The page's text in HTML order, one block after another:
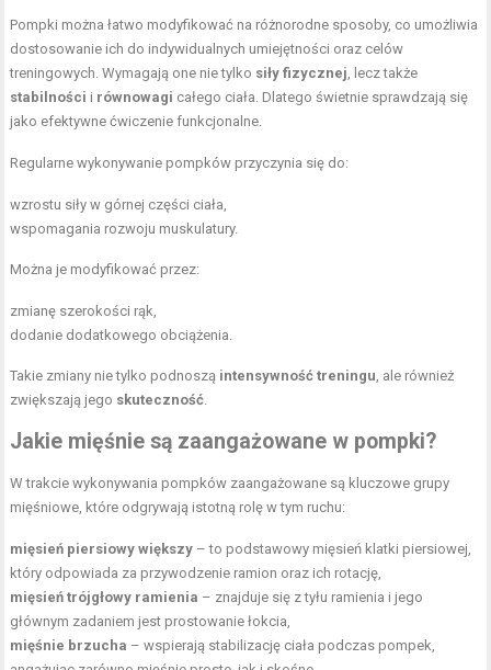
Pompki można łatwo modyfikować na różnorodne sposoby, co umożliwia
dostosowanie ich do indywidualnych umiejętności oraz celów
treningowych. Wymagają one nie tylko siły fizycznej, lecz także
stabilności i równowagi całego ciała. Dlatego świetnie sprawdzają się
jako efektywne ćwiczenie funkcjonalne.
Regularne wykonywanie pompków przyczynia się do:
wzrostu siły w górnej części ciała,
wspomagania rozwoju muskulatury.
Można je modyfikować przez:
zmianę szerokości rąk,
dodanie dodatkowego obciążenia.
Takie zmiany nie tylko podnoszą intensywność treningu, ale również
zwiększają jego skuteczność.
Jakie mięśnie są zaangażowane w pompki?
W trakcie wykonywania pompków zaangażowane są kluczowe grupy
mięśniowe, które odgrywają istotną rolę w tym ruchu:
mięsień piersiowy większy – to podstawowy mięsień klatki piersiowej,
który odpowiada za przywodzenie ramion oraz ich rotację,
mięsień trójgłowy ramienia – znajduje się z tyłu ramienia i jego
głównym zadaniem jest prostowanie łokcia,
mięśnie brzucha – wspierają stabilizację ciała podczas pompek,